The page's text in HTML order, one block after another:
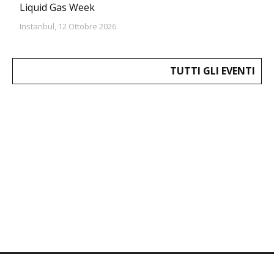
Liquid Gas Week
Instanbul, 12 Ottobre 2026
TUTTI GLI EVENTI